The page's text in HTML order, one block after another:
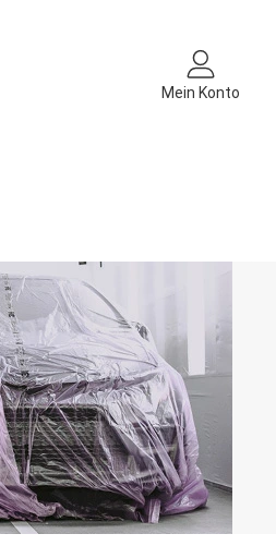
Mein Konto